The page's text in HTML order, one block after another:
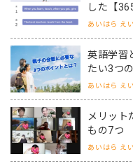
した【
ちゃ役立
あいはら え
英語学習
たい3つ
あいはら え
メリット
もの7つ
あいはら え